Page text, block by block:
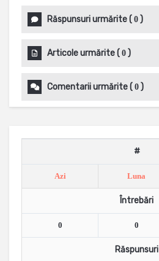
Răspunsuri urmărite( 0 )
Articole urmărite( 0 )
Comentarii urmărite( 0 )
#
Azi Luna
Întrebări
0 0
Răspunsuri